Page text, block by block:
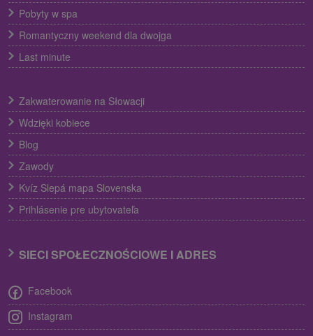
Pobyty w spa
Romantyczny weekend dla dwojga
Last minute
Zakwaterowanie na Słowacji
Wdzięki kobiece
Blog
Zawody
Kvíz Slepá mapa Slovenska
Prihlásenie pre ubytovateľa
SIECI SPOŁECZNOŚCIOWE I ADRES
Facebook
Instagram